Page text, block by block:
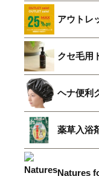
アウトレ
クセ毛用
ヘナ便利
薬草入浴
Natures